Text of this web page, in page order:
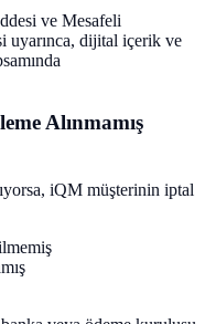
ve Mesafeli
uyarınca, dijital içerik ve
Alınmamış
iQM müşterinin iptal